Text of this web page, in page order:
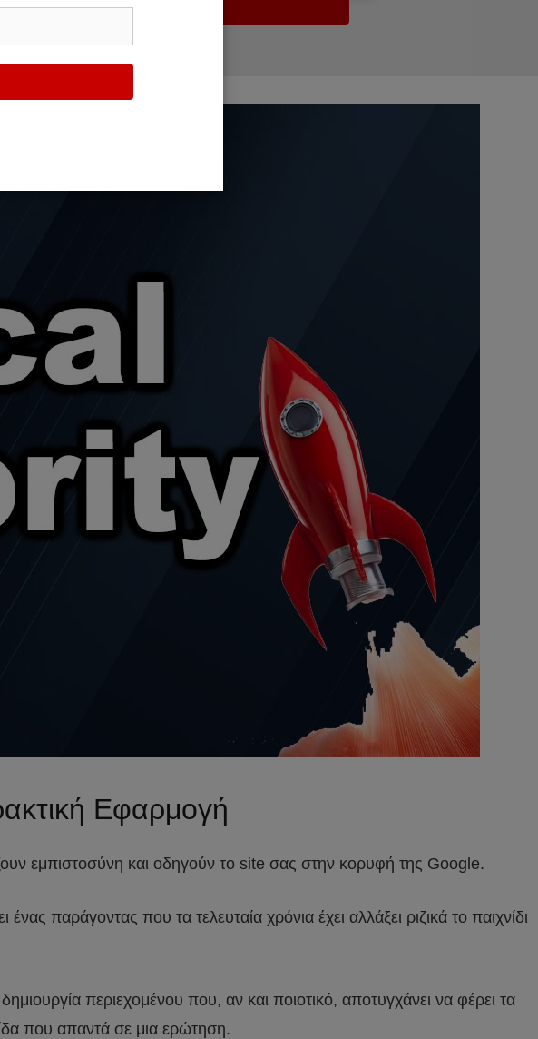
Εφαρμογή
εμπιστοσύνη και οδηγούν το site σας στην κορυφή της Google.
παράγοντας που τα τελευταία χρόνια έχει αλλάξει ριζικά το παιχνίδι
περιεχομένου που, αν και ποιοτικό, αποτυγχάνει να φέρει τα
που απαντά σε μια ερώτηση.